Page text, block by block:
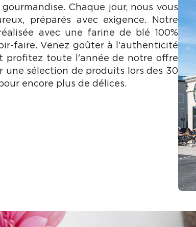
Chaque jour, nous vous
préparés avec exigence. Notre
avec une farine de blé 100%
faire. Venez goûter à l'authenticité
profitez toute l'année de notre offre
une sélection de produits lors des 30
encore plus de délices.